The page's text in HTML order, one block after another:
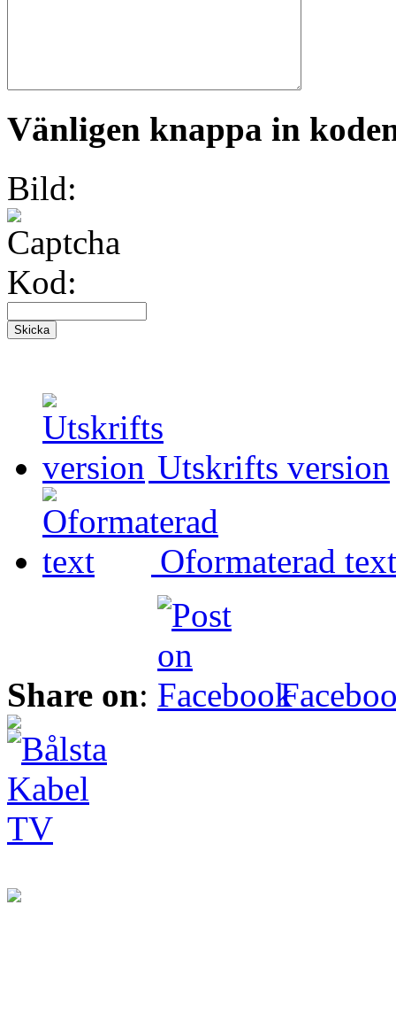
Vänligen knappa in
Bild:
Kod:
Utskrifts version
Oformaterad text
Share on: